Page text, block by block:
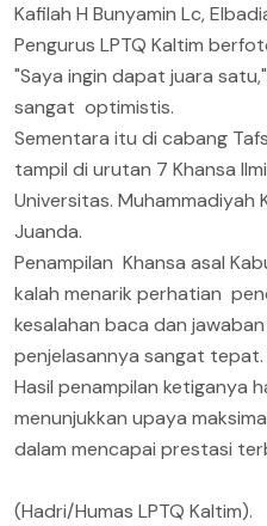
Kafilah H Bunyamin Lc,
Pengurus LPTQ Kaltim
"Saya ingin dapat juara
sangat optimistis.
Sementara itu di cabang
tampil di urutan 7 Khansa
Universitas. Muhammadiyah
Juanda.
Penampilan Khansa asal
kalah menarik perhatian
kesalahan baca dan
penjelasannya sangat tepat.
Hasil penampilan ketiganya
menunjukkan upaya
dalam mencapai prestasi
(Hadri/Humas LPTQ Kaltim).